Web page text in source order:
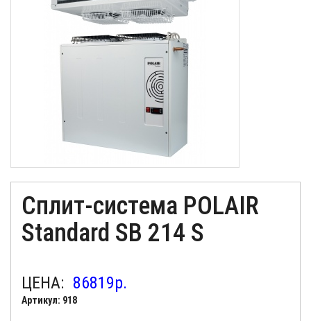
Cплит-система POLAIR
Standard SВ 214 S
ЦЕНА: 86819р.
Артикул: 918